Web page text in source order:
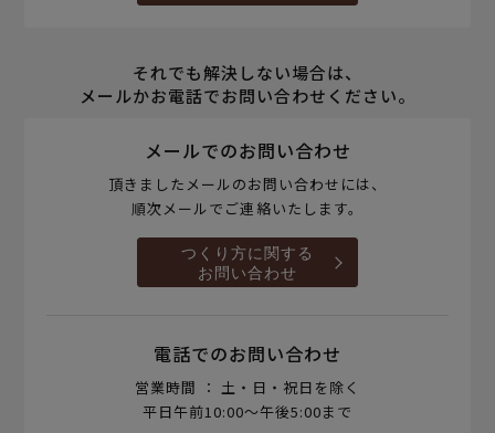
それでも解決しない場合は、
メールかお電話でお問い合わせください。
メールでのお問い合わせ
頂きましたメールのお問い合わせには、
順次メールでご連絡いたします。
つくり方に関する
お問い合わせ
電話でのお問い合わせ
営業時間 ： 土・日・祝日を除く
平日午前10:00～午後5:00まで